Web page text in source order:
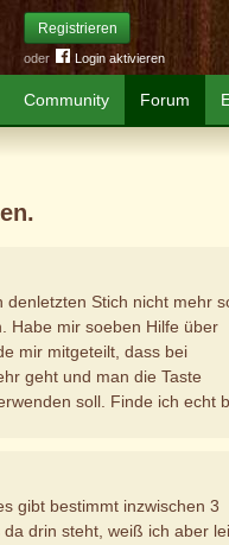
Registrieren
oder Login aktivieren
Community Forum
denletzten Stich nicht mehr
Habe mir soeben Hilfe über
mir mitgeteilt, dass bei
geht und man die Taste
soll. Finde ich echt
gibt bestimmt inzwischen 3
drin steht, weiß ich aber